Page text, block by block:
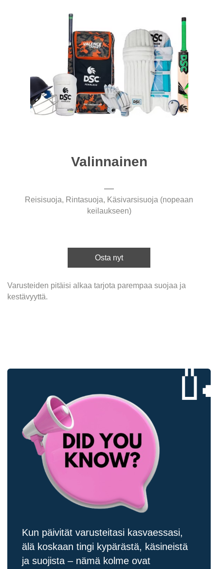
Valinnainen
Reisisuoja, Rintasuoja, Käsivarsisuoja (nopeaan
keilaukseen)
Osta nyt
Varusteiden pitäisi alkaa tarjota parempaa suojaa ja
kestävyyttä.
Kun päivität varusteitasi kasvaessasi,
älä koskaan tingi kypärästä, käsineistä
ja suojista – nämä kolme ovat